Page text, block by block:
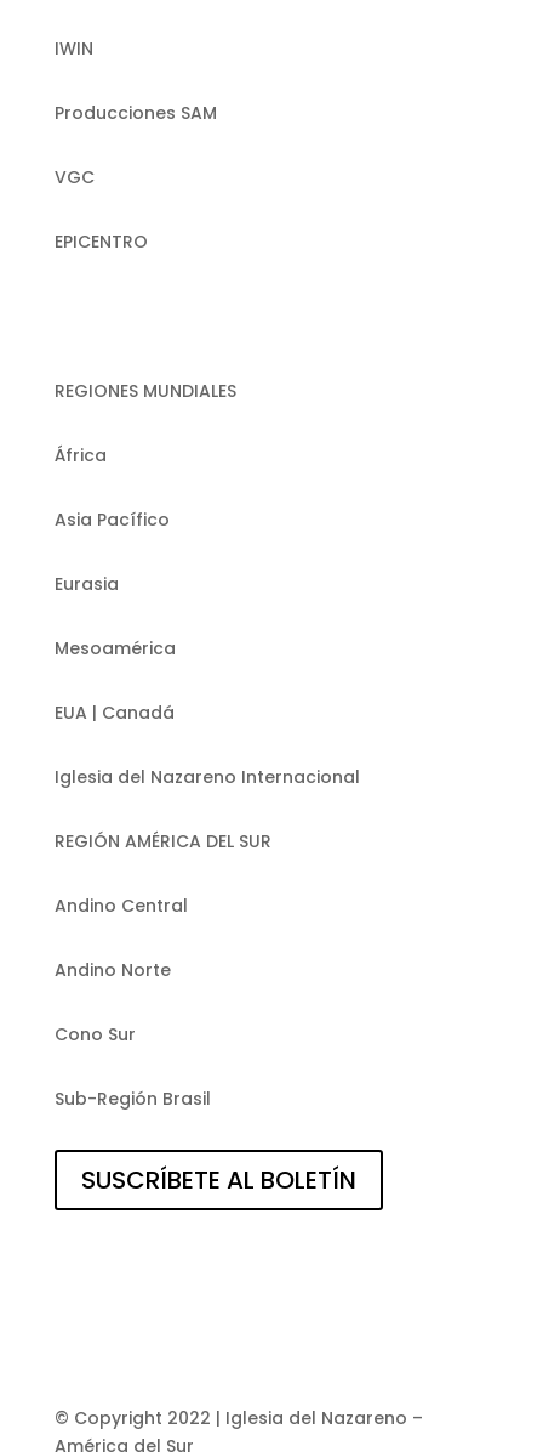
IWIN
Producciones SAM
VGC
EPICENTRO
REGIONES MUNDIALES
África
Asia Pacífico
Eurasia
Mesoamérica
EUA | Canadá
Iglesia del Nazareno Internacional
REGIÓN AMÉRICA DEL SUR
Andino Central
Andino Norte
Cono Sur
Sub-Región Brasil
SUSCRÍBETE AL BOLETÍN
© Copyright 2022 | Iglesia del Nazareno –
América del Sur